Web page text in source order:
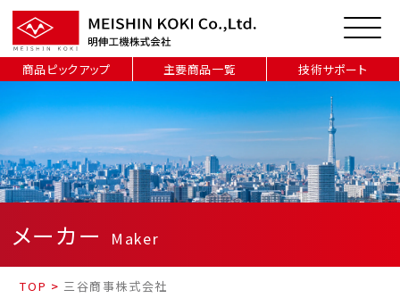
商品ピックアップ 主要商品一覧 技術サポート
メーカー Maker
TOP > 三谷商事株式会社